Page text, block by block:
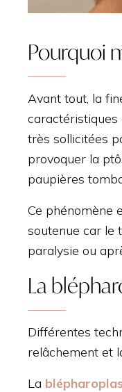
Pourquoi
Avant tout, la
caractéristiques
très sollicitées
provoquer la
paupières
Ce phénomène
soutenue car le
paralysie ou
La
Différentes
relâchement et
La